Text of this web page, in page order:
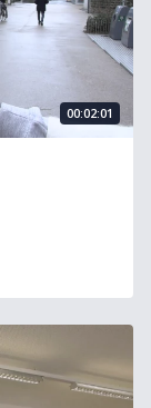
00:02:01
allée